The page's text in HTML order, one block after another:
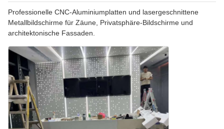
Professionelle CNC-Aluminiumplatten und lasergeschnittene
Metallbildschirme für Zäune, Privatsphäre-Bildschirme und
architektonische Fassaden.